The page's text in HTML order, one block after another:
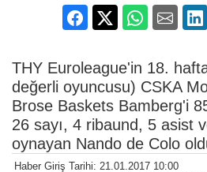
THY Euroleague'in 18.
değerli oyuncusu) CSKA
Brose Baskets Bamberg'i
26 sayı, 4 ribaund, 5 asist
oynayan Nando de Colo
Haber Giriş Tarihi: 21.01.2017 10:00